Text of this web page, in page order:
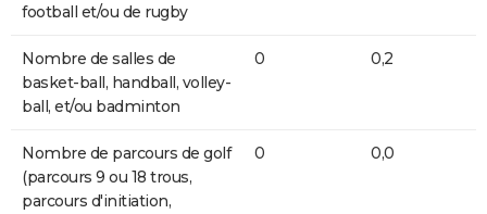
football et/ou de rugby
Nombre de salles de
basket-ball, handball, volley-
ball, et/ou badminton
0 0,2
Nombre de parcours de golf
(parcours 9 ou 18 trous,
parcours d'initiation,
0 0,0